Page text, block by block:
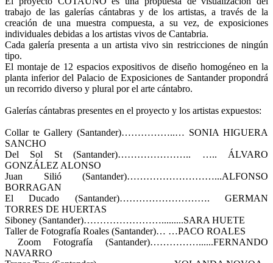
trabajo de las galerías cántabras y de los artistas, a través de la
creación de una muestra compuesta, a su vez, de exposiciones
individuales debidas a los artistas vivos de Cantabria.
Cada galería presenta a un artista vivo sin restricciones de ningún
tipo.
El montaje de 12 espacios expositivos de diseño homogéneo en la
planta inferior del Palacio de Exposiciones de Santander propondrá
un recorrido diverso y plural por el arte cántabro.
Galerías cántabras presentes en el proyecto y los artistas expuestos:
Collar te Gallery (Santander)……………..… SONIA HIGUERA
SANCHO
Del Sol St (Santander)………………….. ….. ÁLVARO
GONZÁLEZ ALONSO
Juan Silió (Santander)………………………...ALFONSO
BORRAGAN
El Ducado (Santander)………………………. GERMAN
TORRES DE HUERTAS
Siboney (Santander)…………………….........SARA HUETE
Taller de Fotografía Roales (Santander)… …PACO ROALES
Zoom Fotografía (Santander)……………......FERNANDO
NAVARRO